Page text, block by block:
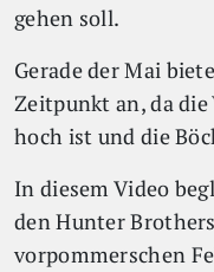
gehen soll.
Gerade der Mai
Zeitpunkt an, da
hoch ist und die
In diesem Video
den Hunter
vorpommerschen